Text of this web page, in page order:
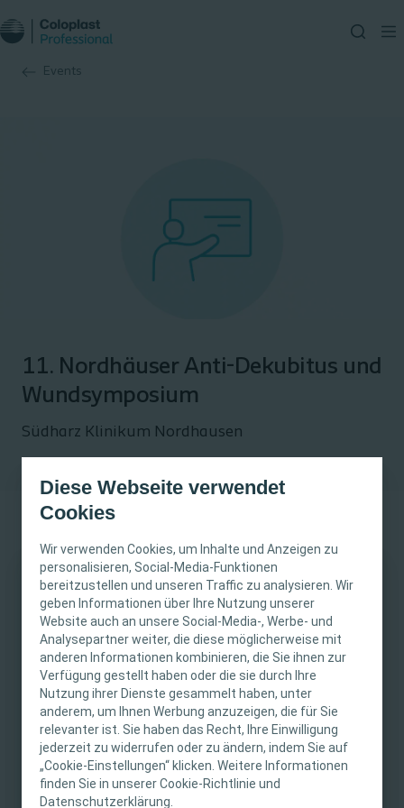
Diese Webseite verwendet
Cookies
Wir verwenden Cookies, um Inhalte und Anzeigen zu
personalisieren, Social-Media-Funktionen
bereitzustellen und unseren Traffic zu analysieren. Wir
geben Informationen über Ihre Nutzung unserer
Website auch an unsere Social-Media-, Werbe- und
Analysepartner weiter, die diese möglicherweise mit
anderen Informationen kombinieren, die Sie ihnen zur
Verfügung gestellt haben oder die sie durch Ihre
Nutzung ihrer Dienste gesammelt haben, unter
anderem, um Ihnen Werbung anzuzeigen, die für Sie
relevanter ist. Sie haben das Recht, Ihre Einwilligung
jederzeit zu widerrufen oder zu ändern, indem Sie auf
„Cookie-Einstellungen“ klicken. Weitere Informationen
finden Sie in unserer Cookie-Richtlinie und
Datenschutzerklärung.
Events
WICHTIGER HINWEIS
Diese Website richtet sich nur an medizinisches
Fachpersonal. Der Inhalt der Website ist für
fachliche Informations- und Fortbildungszwecke
bestimmt. Coloplast bietet keinen individuellen
medizinischen Rat. Die Verantwortung für die
individuelle Patientenversorgung liegt beim
medizinischen Fachpersonal. Detaillierte
Produktinformationen zu den vorgestellten
11. Nordhäuser Anti-Dekubitus und
Wundsymposium
Südharz Klinikum Nordhausen
21. November 2025
21.11.2025 von 12:00-
18:00 Uhr
Südharz Klinikum
Nordhausen, Dr.-Robert-
Koch-Straße 39, 99734
Nordhausen
Veranstaltungspreis
Wundversorgung
Präsenz-Veranstaltung